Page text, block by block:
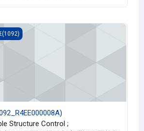
(1092)
Structure Control ;